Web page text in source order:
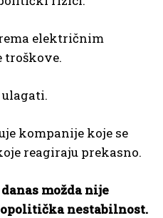
električnim
troškove.
kompanije koje se
reagiraju prekasno.
možda nije
nestabilnost.